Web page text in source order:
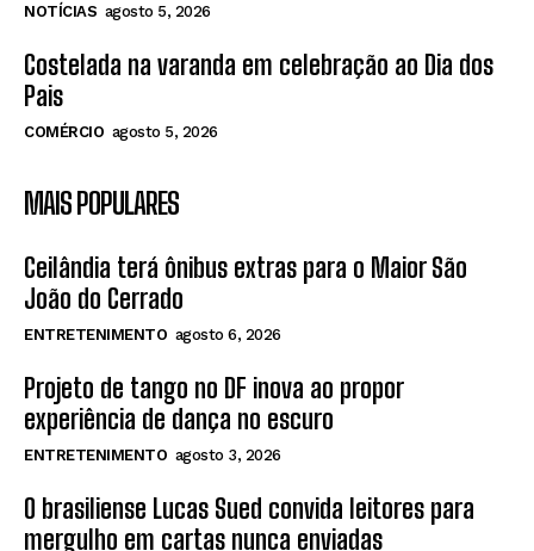
NOTÍCIAS agosto 5, 2026
Costelada na varanda em celebração ao Dia dos
Pais
COMÉRCIO agosto 5, 2026
MAIS POPULARES
Ceilândia terá ônibus extras para o Maior São
João do Cerrado
ENTRETENIMENTO agosto 6, 2026
Projeto de tango no DF inova ao propor
experiência de dança no escuro
ENTRETENIMENTO agosto 3, 2026
O brasiliense Lucas Sued convida leitores para
mergulho em cartas nunca enviadas